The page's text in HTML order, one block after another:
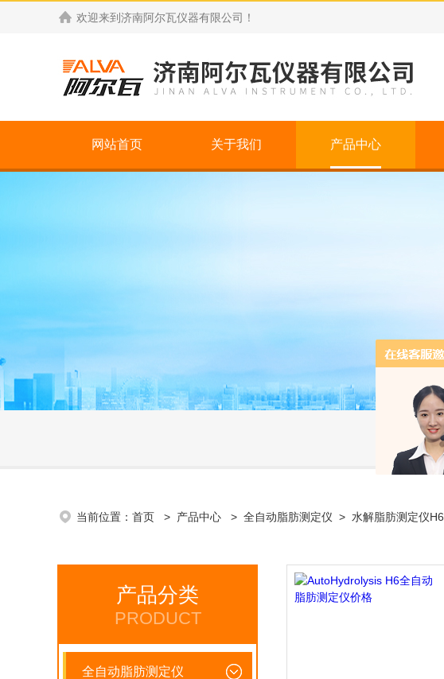
欢迎来到 济南阿尔瓦仪器有限公司 ！
网站首页 关于我们 产品中心
当前位置： 首页 > 产品中心 > 全自动脂肪测定仪 > 水解脂肪测定仪H6
产品分类
PRODUCT
全自动脂肪测定仪